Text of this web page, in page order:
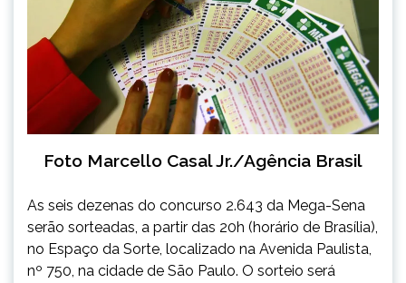
Foto Marcello Casal Jr./Agência Brasil
As seis dezenas do concurso 2.643 da Mega-Sena
serão sorteadas, a partir das 20h (horário de Brasília),
no Espaço da Sorte, localizado na Avenida Paulista,
nº 750, na cidade de São Paulo. O sorteio será